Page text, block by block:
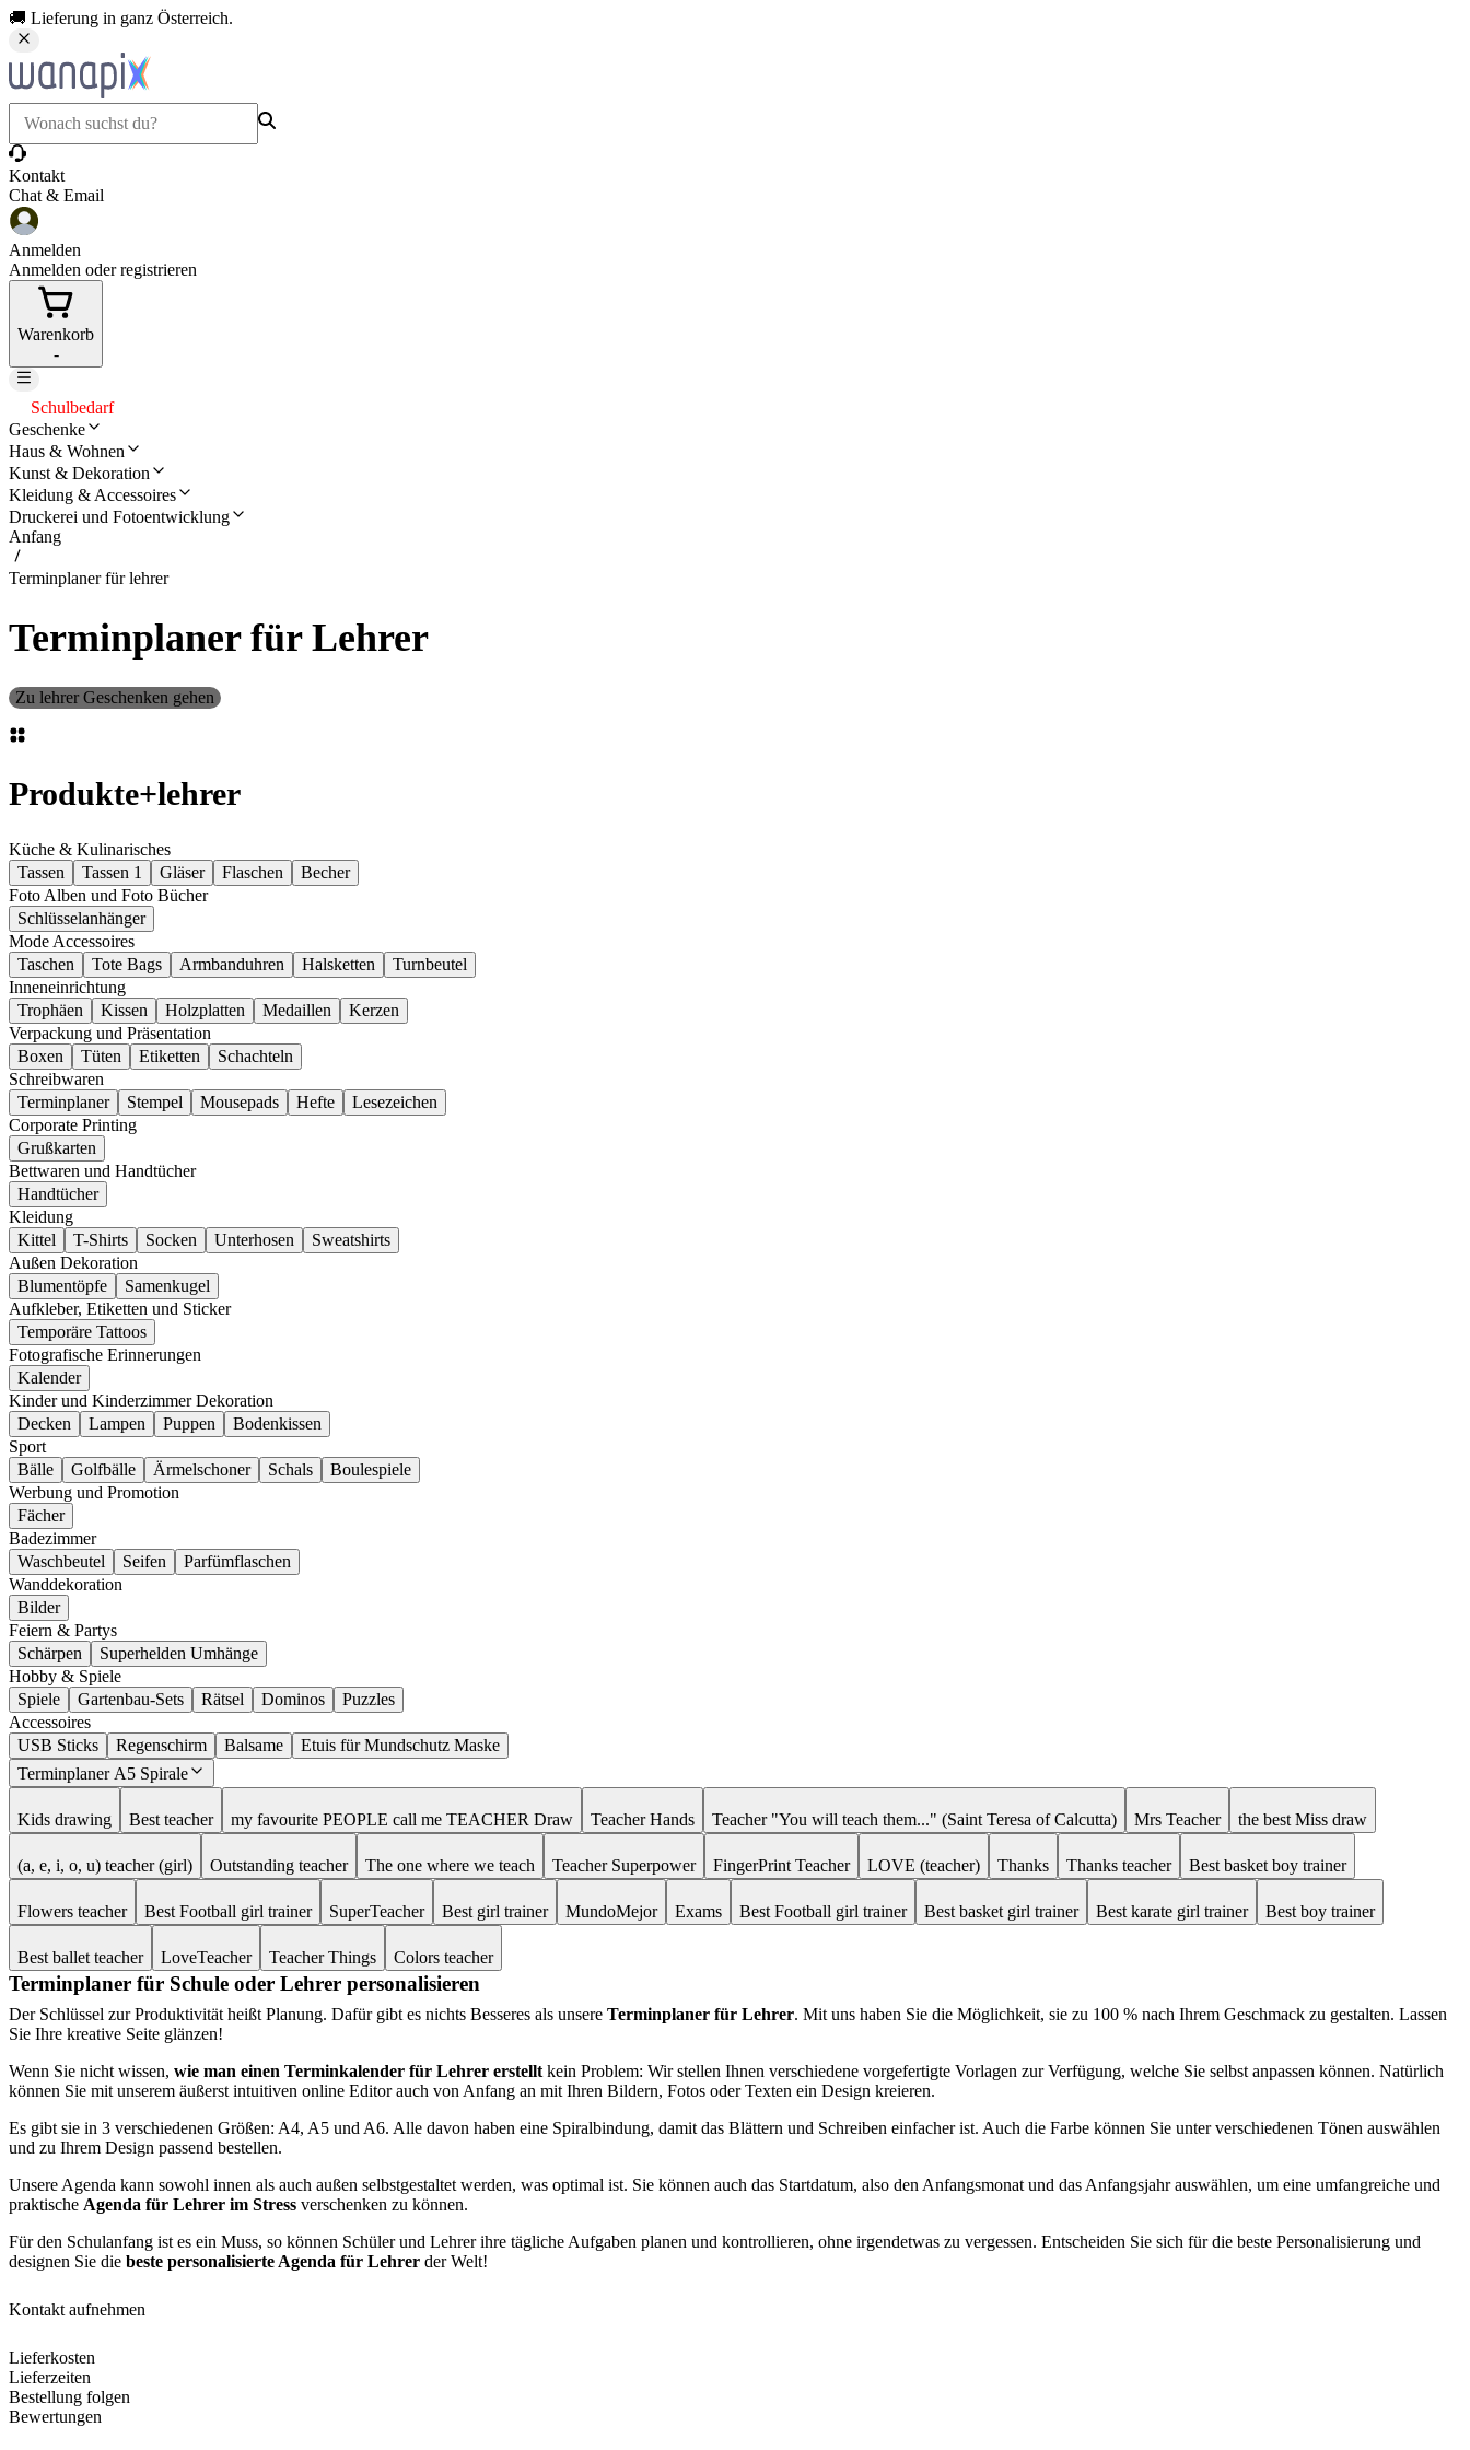
🚚 Lieferung in ganz Österreich.
Kontakt
Chat & Email
Anmelden
Anmelden oder registrieren
Warenkorb
-
Schulbedarf
Geschenke
Haus & Wohnen
Kunst & Dekoration
Kleidung & Accessoires
Druckerei und Fotoentwicklung
Anfang
Terminplaner für lehrer
Terminplaner für Lehrer
Zu lehrer Geschenken gehen
Produkte+lehrer
Küche & Kulinarisches
Tassen
Tassen 1 Gläser Flaschen
Becher
Foto Alben und Foto Bücher
Schlüsselanhänger
Mode Accessoires
Taschen
Tote Bags Armbanduhren Halsketten
Turnbeutel
Inneneinrichtung
Trophäen
Kissen Holzplatten Medaillen
Kerzen
Verpackung und Präsentation
Boxen
Tüten Etiketten
Schachteln
Schreibwaren
Terminplaner
Stempel Mousepads Hefte
Lesezeichen
Corporate Printing
Grußkarten
Bettwaren und Handtücher
Handtücher
Kleidung
Kittel
T-Shirts Socken Unterhosen
Sweatshirts
Außen Dekoration
Blumentöpfe
Samenkugel
Aufkleber, Etiketten und Sticker
Temporäre Tattoos
Fotografische Erinnerungen
Kalender
Kinder und Kinderzimmer Dekoration
Decken
Lampen Puppen
Bodenkissen
Sport
Bälle
Golfbälle Ärmelschoner Schals
Boulespiele
Werbung und Promotion
Fächer
Badezimmer
Waschbeutel
Seifen
Parfümflaschen
Wanddekoration
Bilder
Feiern & Partys
Schärpen
Superhelden Umhänge
Hobby & Spiele
Spiele
Gartenbau-Sets Rätsel Dominos
Puzzles
Accessoires
USB Sticks
Regenschirm Balsame
Etuis für Mundschutz Maske
Terminplaner A5 Spirale
Kids drawing Best teacher my favourite PEOPLE call me TEACHER Draw Teacher Hands Teacher "You will teach them..." (Saint Teresa of Calcutta) Mrs Teacher the best Miss draw
(a, e, i, o, u) teacher (girl) Outstanding teacher The one where we teach Teacher Superpower FingerPrint Teacher LOVE (teacher) Thanks Thanks teacher Best basket boy trainer
Flowers teacher Best Football girl trainer SuperTeacher Best girl trainer MundoMejor Exams Best Football girl trainer Best basket girl trainer Best karate girl trainer Best boy trainer
Best ballet teacher LoveTeacher Teacher Things Colors teacher
Terminplaner für Schule oder Lehrer personalisieren
Der Schlüssel zur Produktivität heißt Planung. Dafür gibt es nichts Besseres als unsere Terminplaner für Lehrer. Mit uns haben Sie die Möglichkeit, sie zu 100 % nach Ihrem Geschmack zu gestalten. Lassen
Sie Ihre kreative Seite glänzen!
Wenn Sie nicht wissen, wie man einen Terminkalender für Lehrer erstellt kein Problem: Wir stellen Ihnen verschiedene vorgefertigte Vorlagen zur Verfügung, welche Sie selbst anpassen können. Natürlich
können Sie mit unserem äußerst intuitiven online Editor auch von Anfang an mit Ihren Bildern, Fotos oder Texten ein Design kreieren.
Es gibt sie in 3 verschiedenen Größen: A4, A5 und A6. Alle davon haben eine Spiralbindung, damit das Blättern und Schreiben einfacher ist. Auch die Farbe können Sie unter verschiedenen Tönen auswählen
und zu Ihrem Design passend bestellen.
Unsere Agenda kann sowohl innen als auch außen selbstgestaltet werden, was optimal ist. Sie können auch das Startdatum, also den Anfangsmonat und das Anfangsjahr auswählen, um eine umfangreiche und
praktische Agenda für Lehrer im Stress verschenken zu können.
Für den Schulanfang ist es ein Muss, so können Schüler und Lehrer ihre tägliche Aufgaben planen und kontrollieren, ohne irgendetwas zu vergessen. Entscheiden Sie sich für die beste Personalisierung und
designen Sie die beste personalisierte Agenda für Lehrer der Welt!
Kontakt aufnehmen
Lieferkosten
Lieferzeiten
Bestellung folgen
Bewertungen